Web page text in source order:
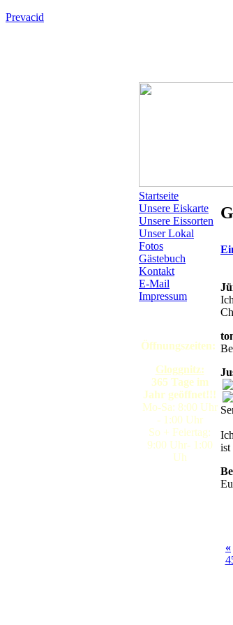
Prevacid
Startseite
Unsere Eiskarte
Unsere Eissorten
Unser Lokal
Fotos
Gästebuch
Kontakt
E-Mail
Impressum
Öffnungszeiten:
Gloggnitz:
365 Tage im
Jahr geöffnet!!!
Mo-Sa: 8:00 Uhr
- 1:00 Uhr
So + Feiertag:
9:00 Uhr- 1:00
Uh
ist
«